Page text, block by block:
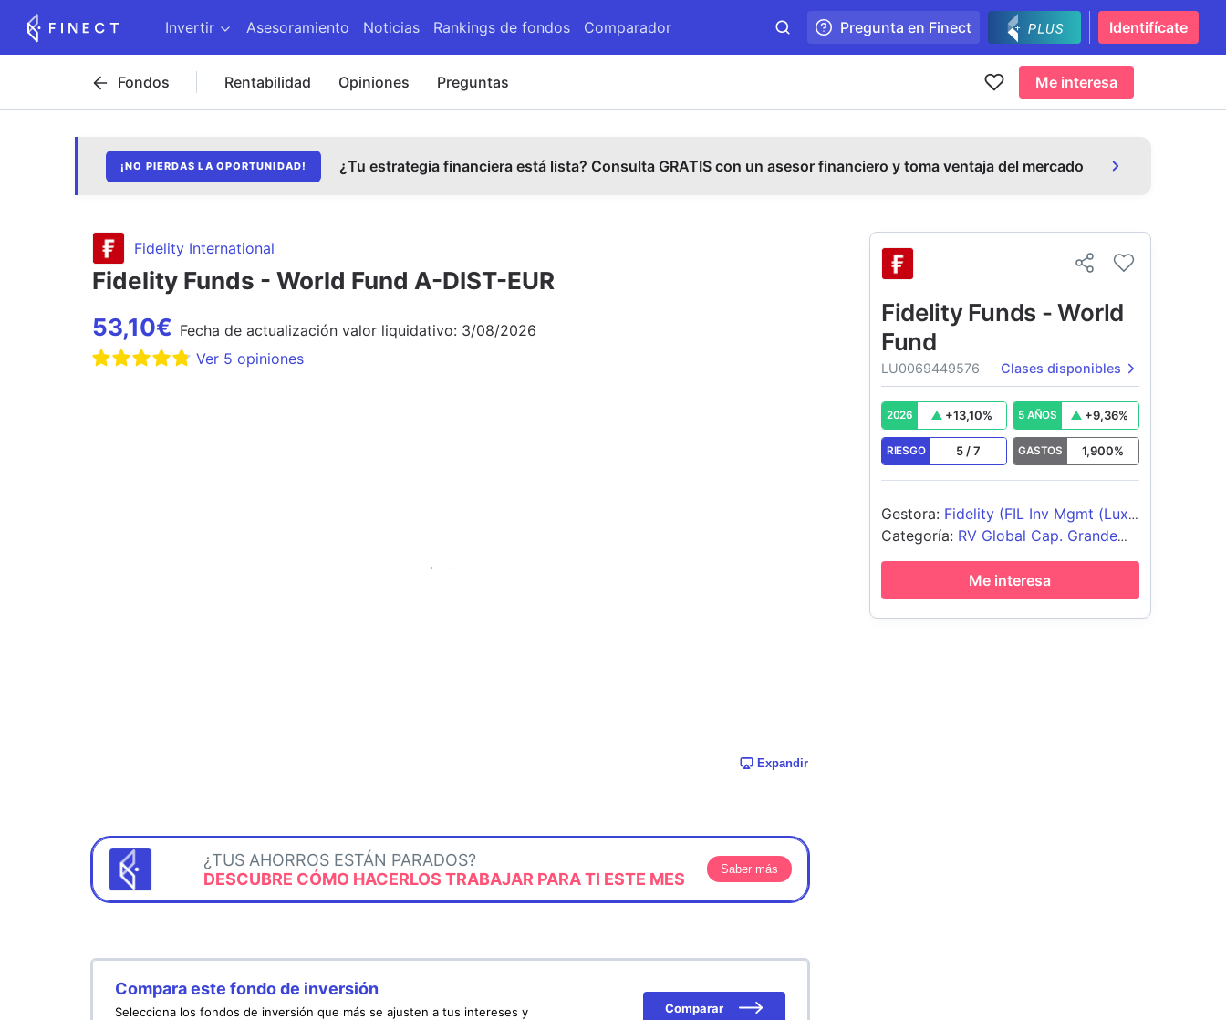
Invertir Asesoramiento Noticias Rankings de fondos Comparador Pregunta en Finect Identifícate
Fondos Rentabilidad Opiniones Preguntas Me interesa
¡NO PIERDAS LA OPORTUNIDAD! ¿Tu estrategia financiera está lista? Consulta GRATIS con un asesor financiero y toma ventaja del mercado
Fidelity International
Fidelity Funds - World Fund A-DIST-EUR
53,10€ Fecha de actualización valor liquidativo: 3/08/2026
Ver 5 opiniones
Expandir
¿TUS AHORROS ESTÁN PARADOS?
DESCUBRE CÓMO HACERLOS TRABAJAR PARA TI ESTE MES
Saber más
Compara este fondo de inversión
Selecciona los fondos de inversión que más se ajusten a tus intereses y
Comparar
Fidelity Funds - World
Fund
LU0069449576 Clases disponibles
2026 +13,10% 5 AÑOS +9,36%
RIESGO 5/7 GASTOS 1,900%
Gestora: Fidelity (FIL Inv Mgmt (Lux)
S.A.)
Categoría: RV Global Cap. Grande
Blend
Me interesa